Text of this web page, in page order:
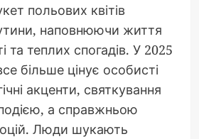
польових квітів
наповнюючи життя
та теплих спогадів. У 2025
більше цінує особисті
акценти, святкування
а справжньою
Люди шукають